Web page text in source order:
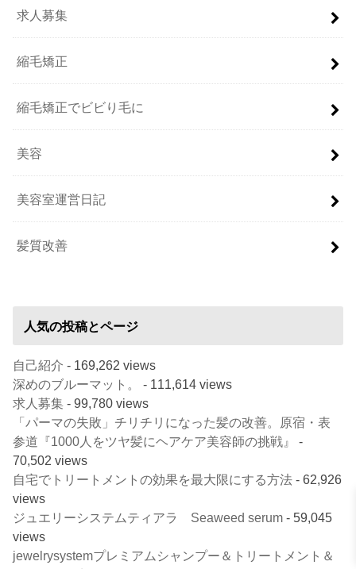
求人募集
縮毛矯正
縮毛矯正でビビり毛に
美容
美容室運営日記
髪質改善
人気の投稿とページ
自己紹介 - 169,262 views
深めのブルーマット。
- 111,614 views
求人募集 - 99,780 views
「パーマの失敗」チリチリになった髪の改善。原宿・表
参道『1000人をツヤ髪にヘアケア美容師の挑戦』
-
70,502 views
自宅でトリートメントの効果を最大限にする方法 - 62,926
views
ジュエリーシステムティアラ Seaweed serum - 59,045
views
jewelrysystemプレミアムシャンプー＆トリートメント＆